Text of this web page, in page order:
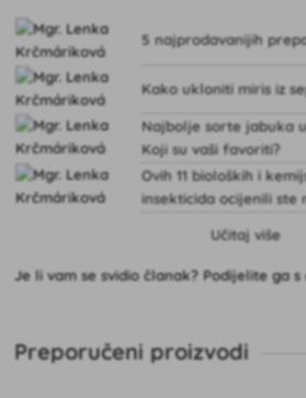
5 najprodavanijih
Kako ukloniti miris iz
Najbolje sorte jabuka
Koji su vaši favoriti?
Ovih 11 bioloških i
insekticida ocijenili ste
Učitaj više
Je li vam se svidio članak? Podijelite ga s
Preporučeni proizvodi